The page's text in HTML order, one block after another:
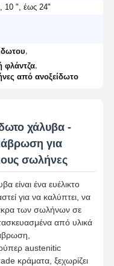
10 ", έως 24"
φλάντζα
από ανοξείδωτο
χάλυβα -
για
σωλήνες
είναι ένα ευέλικτο
για να καλύπτει, να
των σωλήνων σε
από υλικά
austenitic
κράματα, ξεχωρίζει